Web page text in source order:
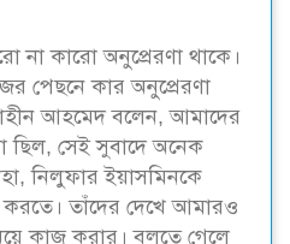
না কারো অনুপ্রেরণা থাকে।
পেছনে কার অনুপ্রেরণা
আহমেদ বলেন, আমাদের
ছিল, সেই সুবাদে অনেক
নিলুফার ইয়াসমিনকে
করতে। তাঁদের দেখে আমারও
কাজ করার। বলতে গেলে